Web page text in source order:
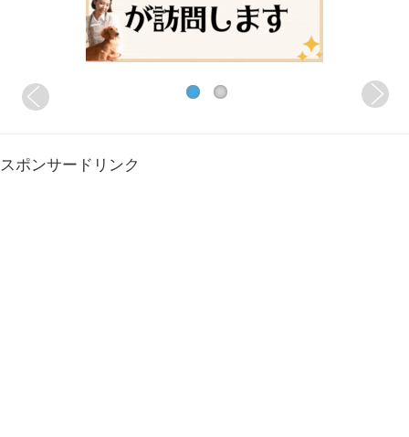
スポンサードリンク